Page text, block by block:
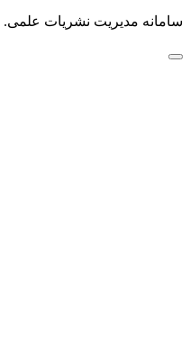
سامانه مدیریت نشریات علمی.